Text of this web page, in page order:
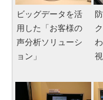
ビッグデータを活
用した「お客様の
声分析ソリューシ
ョン」